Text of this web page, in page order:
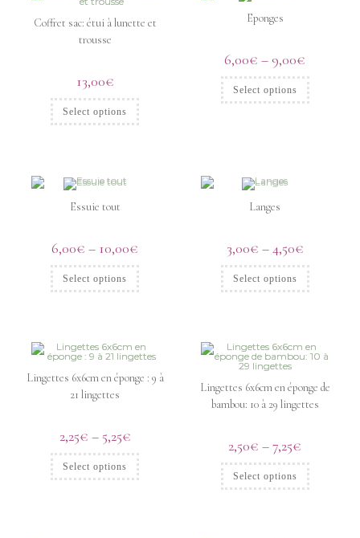
Coffret sac: étui à lunette et
trousse
13,00€
Select options
Eponges
6,00€ –9,00€
Select options
Essuie tout
6,00€ – 10,00€
Select options
Langes
3,00€ –4,50€
Select options
Lingettes 6x6cm en éponge : 9 à
21 lingettes
2,25€ –5,25€
Select options
Lingettes 6x6cm en éponge de
bambou: 10 à 29 lingettes
2,50€ –7,25€
Select options